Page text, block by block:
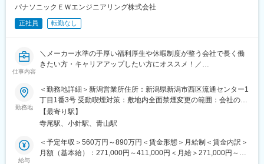
■働き方
・年間休日115日、基本土日休みでプライベートと仕事の両立が
叶います。
・基本的にはトラックの修理～整備となりますので、夜間の呼び
出しや緊急対応はなく、残業も15時間程度と無理なく働くことが
できます。
■当社について：
当社は昭和29年トラックのボデー製作所として創業以来半世紀以
上にわたる、時代の先端を行く設備と技術で「より早く より正
確に より安全に」をモットーに高い品質の製品、サービスを提
現在では大型トラックのボデー架装から小型・軽自動車の車体修
理・整備に至るまで車のトータルメンテナンス企業であります。
パナソニックＥＷエンジニアリング株式会社
正社員 転勤なし
仕事内容
＼メーカー水準の手厚い福利厚生や休暇制度が整う会社で長く働
きたい方・キャリアアップしたい方にオススメ！／
《年休129日（土日祝）・離職率3.43%/平均勤続年数15.9年/福利
厚生等制度充実◎有名施設案件多数でキャリアアップ！働き方改
革も積極的に進めているため残業時間の改善で入社する方も多い
です》
■業務概要
制御・電気・弱電・計装を横断した非住宅分野の施工管理をお任
勤務地
＜勤務地詳細＞新潟営業所住所：新潟県新潟市西区流通センター1
丁目1番3号 受動喫煙対策：敷地内全面禁煙変更の範囲：会社の定
める事業所
【最寄り駅】
寺尾駅、小針駅、青山駅
給与
＜予定年収＞560万円～890万円＜賃金形態＞月給制＜賃金内訳＞
月額（基本給）：271,000円～411,000円＜月給＞271,000円～